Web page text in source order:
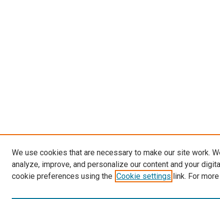
We use cookies that are necessary to make our site work.
analyze, improve, and personalize our content and your
cookie preferences using the Cookie settings link. For